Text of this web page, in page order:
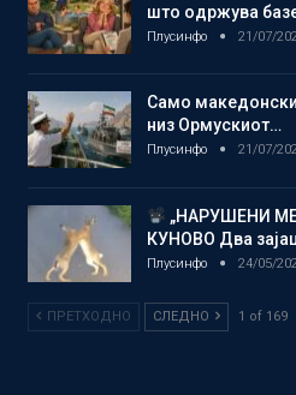
што одржува
Плусинфо 21/07/
Само
низ Ормускиот…
Плусинфо 21/07/
„НАРУШЕНИ
КУНОВО Два
Плусинфо 24/05/
ПРЕТХОДНО СЛЕДНО 1 of 169